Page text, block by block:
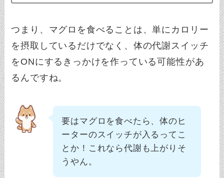
つまり、マグロを食べることは、単にカロリー
を摂取しているだけでなく、体の代謝スイッチ
をONにするきっかけを作っている可能性があ
るんですね。
要はマグロを食べたら、体のヒ
ーターのスイッチが入るってこ
とか！これなら代謝も上がりそ
うやん。